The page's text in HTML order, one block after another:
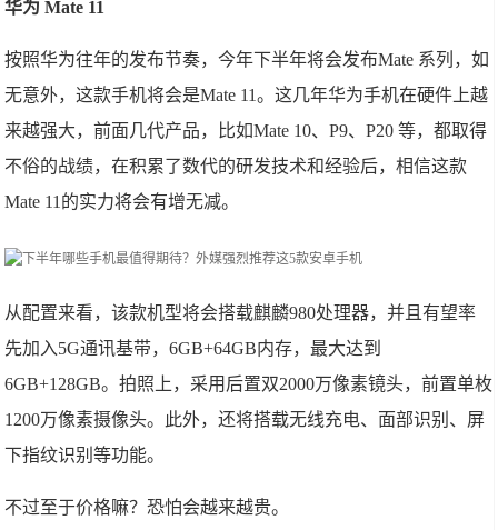
华为 Mate 11
按照华为往年的发布节奏，今年下半年将会发布Mate 系列，如
无意外，这款手机将会是Mate 11。这几年华为手机在硬件上越
来越强大，前面几代产品，比如Mate 10、P9、P20 等，都取得
不俗的战绩，在积累了数代的研发技术和经验后，相信这款
Mate 11的实力将会有增无减。
从配置来看，该款机型将会搭载麒麟980处理器，并且有望率
先加入5G通讯基带，6GB+64GB内存，最大达到
6GB+128GB。拍照上，采用后置双2000万像素镜头，前置单枚
1200万像素摄像头。此外，还将搭载无线充电、面部识别、屏
下指纹识别等功能。
不过至于价格嘛？恐怕会越来越贵。